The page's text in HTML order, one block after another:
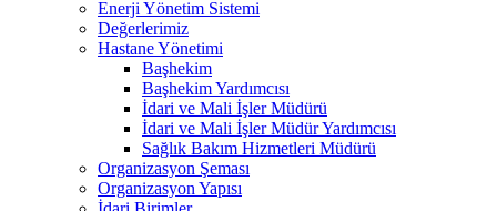
Enerji Yönetim Sistemi
Değerlerimiz
Hastane Yönetimi
Başhekim
Başhekim Yardımcısı
İdari ve Mali İşler Müdürü
İdari ve Mali İşler Müdür Yardımcısı
Sağlık Bakım Hizmetleri Müdürü
Organizasyon Şeması
Organizasyon Yapısı